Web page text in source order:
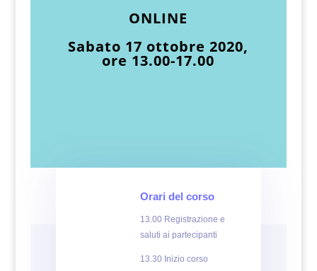
ONLINE
Sabato 17 ottobre 2020,
ore 13.00-17.00
Orari del corso
13.00 Registrazione e
saluti ai partecipanti
13.30 Inizio corso